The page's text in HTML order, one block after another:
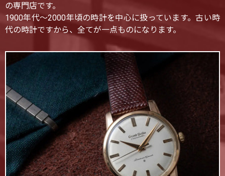
の専門店です。
1900年代〜2000年頃の時計を中心に扱っています。古い時
代の時計ですから、全てが一点ものになります。